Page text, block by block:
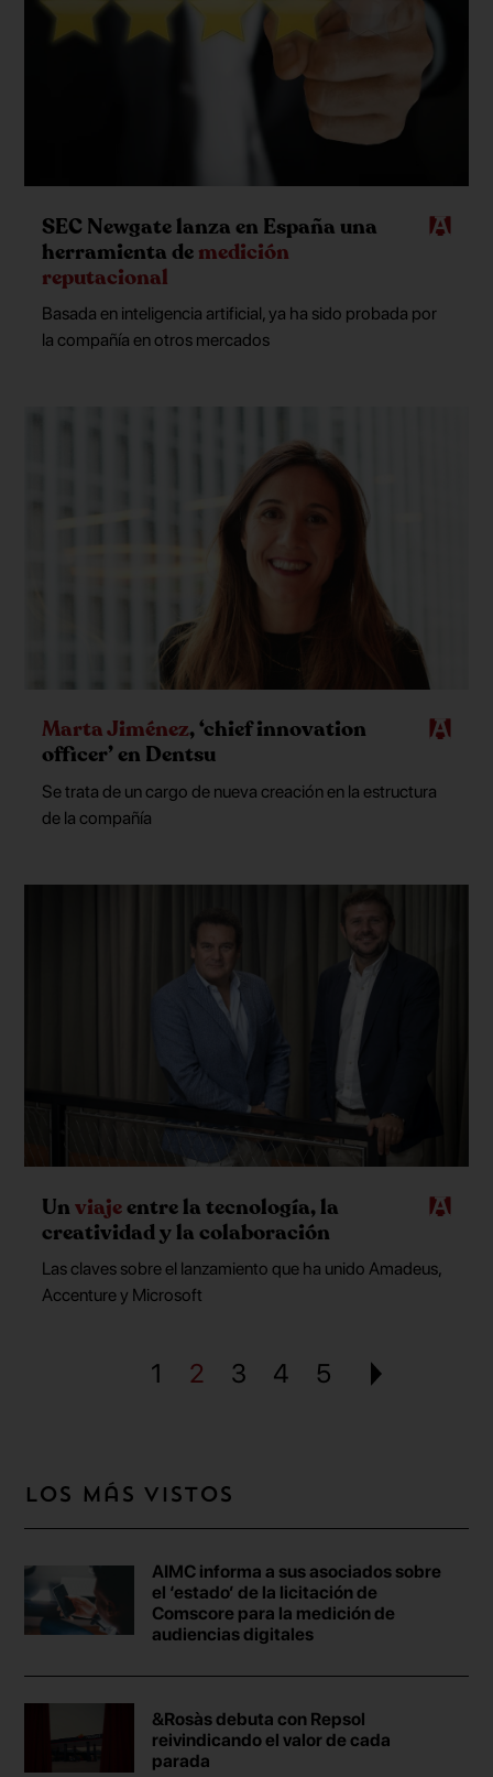
SEC Newgate lanza en España una
herramienta demedición
reputacional
Basada en inteligencia artificial, ya ha sido probada por
la compañía en otros mercados
Marta Jiménez, ‘chief innovation
officer’ en Dentsu
Se trata de un cargo de nueva creación en la estructura
de la compañía
Unviajeentre la tecnología, la
creatividad y la colaboración
Las claves sobre el lanzamiento que ha unido Amadeus,
Accenture y Microsoft
1 2 3 4 5
Los más vistos
AIMC informa a sus asociados sobre
el ‘estado’ de la licitación de
Comscore para la medición de
audiencias digitales
&Rosàs debuta con Repsol
reivindicando el valor de cada
parada